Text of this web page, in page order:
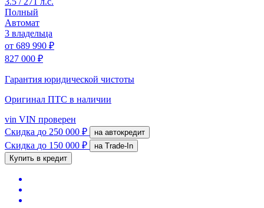
Полный
Автомат
3 владельца
от 689 990 ₽
827 000 ₽
Гарантия юридической чистоты
Оригинал ПТС в наличии
vin VIN проверен
Скидка до 250 000 ₽ на автокредит
Скидка до 150 000 ₽
на Trade-In
Купить в кредит